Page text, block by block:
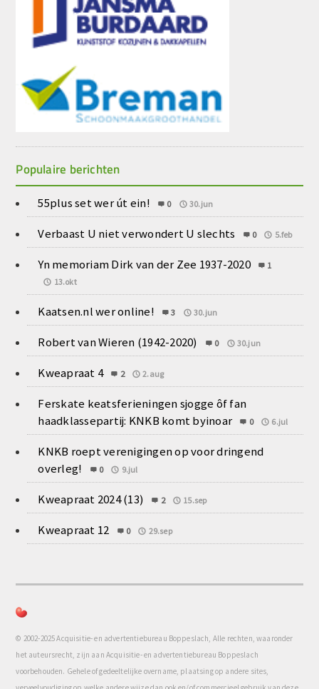
Populaire berichten
55plus set wer út ein! 0 30.jun
Verbaast U niet verwondert U slechts 0 5.feb
Yn memoriam Dirk van der Zee 1937-2020
1
13.okt
Kaatsen.nl wer online! 3 30.jun
Robert van Wieren (1942-2020) 0 30.jun
Kweapraat 4 2 2.aug
Ferskate keatsferieningen sjogge ôf fan
haadklassepartij: KNKB komt byinoar
0 6.jul
KNKB roept verenigingen op voor dringend
overleg!
0 9.jul
Kweapraat 2024 (13) 2 15.sep
Kweapraat 12 0 29.sep
© 2002-2025 Acquisitie- en advertentiebureau Boppeslach, Alle rechten, waaronder
het auteursrecht, zijn aan Acquisitie- en advertentiebureau Boppeslach
voorbehouden. Gehele of gedeeltelijke overname, plaatsing op andere sites,